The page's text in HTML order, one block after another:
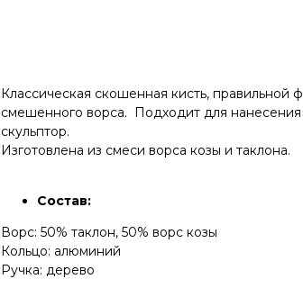
Классическая скошенная кисть, правильной
смешенного ворса. Подходит для нанесения
скульптор.
Изготовлена из смеси ворса козы и таклона.
Состав:
Ворс: 50% таклон, 50% ворс козы
Кольцо: алюминий
Ручка: дерево